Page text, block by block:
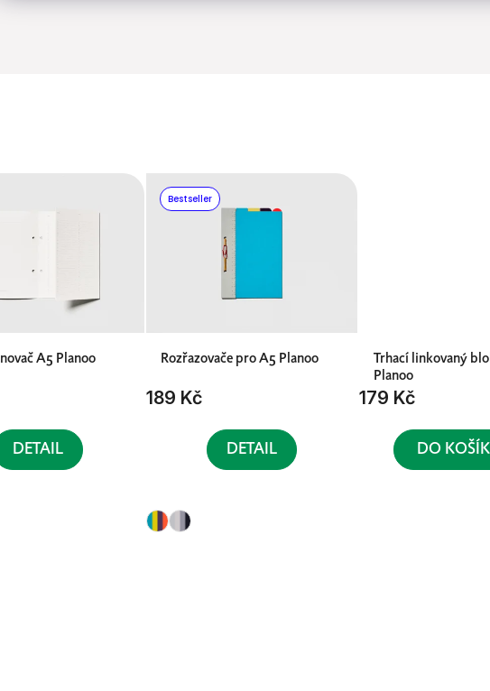
A5 Planoo
DETAIL
Bestseller
Rozřazovače pro A5 Planoo
189 Kč
DETAIL
Trhací linkovaný
Planoo
179 Kč
DO